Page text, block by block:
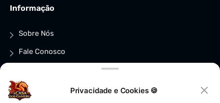
Informação
Sobre Nós
Fale Conosco
Política de Compra, Reembolso e Devoluções
Privacidade e Cookies 🍪